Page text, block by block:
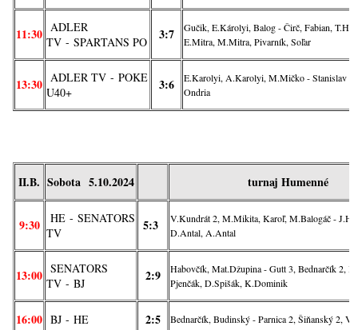
11:30 ADLER
TV - SPARTANS PO 3:7
Gučik, E.Károlyi, Balog - Čirč, Fabian,
E.Mitra, M.Mitra, Pivarník, Soľar
13:30 ADLER TV - POKE
U40+
3:6
E.Karolyi, A.Karolyi, M.Mičko - Stanislav
Ondria
II.B. Sobota 5.10.2024 turnaj Humenné
9:30 HE - SENATORS
TV
5:3
V.Kundrát 2, M.Mikita, Karoľ, M.Balogáč -
D.Antal, A.Antal
13:00 SENATORS
TV - BJ 2:9
Habovčík, Mat.Džupina - Gutt 3, Bednarčík 2,
Pjenčák, D.Spišák, K.Dominik
16:00 BJ - HE 2:5 Bednarčík, Budinský - Parnica 2, Šiňanský 2,